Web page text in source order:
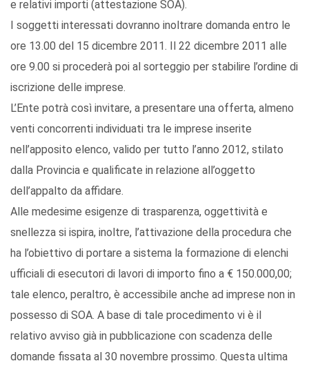
e relativi importi (attestazione SOA).
I soggetti interessati dovranno inoltrare domanda entro le
ore 13.00 del 15 dicembre 2011. Il 22 dicembre 2011 alle
ore 9.00 si procederà poi al sorteggio per stabilire l’ordine di
iscrizione delle imprese.
L’Ente potrà così invitare, a presentare una offerta, almeno
venti concorrenti individuati tra le imprese inserite
nell’apposito elenco, valido per tutto l’anno 2012, stilato
dalla Provincia e qualificate in relazione all’oggetto
dell’appalto da affidare.
Alle medesime esigenze di trasparenza, oggettività e
snellezza si ispira, inoltre, l’attivazione della procedura che
ha l’obiettivo di portare a sistema la formazione di elenchi
ufficiali di esecutori di lavori di importo fino a € 150.000,00;
tale elenco, peraltro, è accessibile anche ad imprese non in
possesso di SOA. A base di tale procedimento vi è il
relativo avviso già in pubblicazione con scadenza delle
domande fissata al 30 novembre prossimo. Questa ultima